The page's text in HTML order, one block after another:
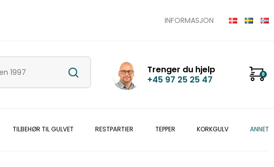
INFORMASJON
Trenger du hjelp
+45 97 25 25 47
0
TILBEHØR TIL GULVET RESTPARTIER TEPPER KORKGULV ANNET